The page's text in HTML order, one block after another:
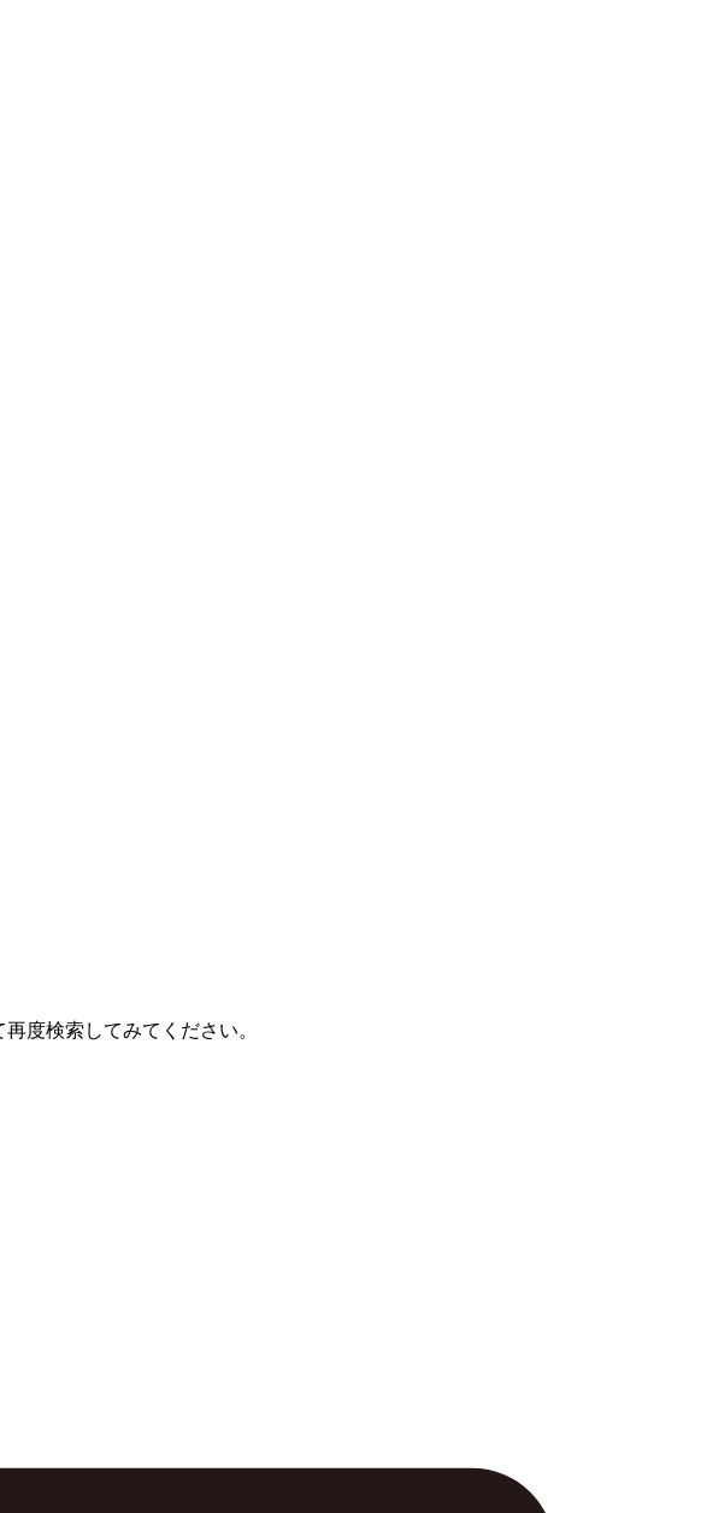
度検索してみてください。